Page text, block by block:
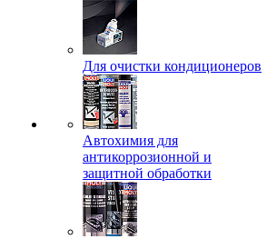
Для очистки кондиционеров
Автохимия для
антикоррозионной и
защитной обработки